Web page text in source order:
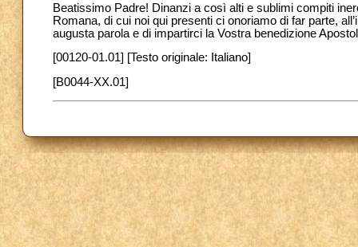
Beatissimo Padre! Dinanzi a così alti e sublimi compiti
Romana, di cui noi qui presenti ci onoriamo di far parte,
augusta parola e di impartirci la Vostra benedizione
[00120-01.01] [Testo originale: Italiano]
[B0044-XX.01]